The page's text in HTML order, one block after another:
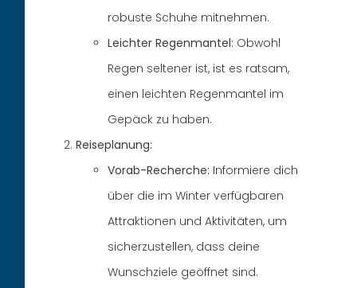
robuste Schuhe mitnehmen.
Leichter Regenmantel: Obwohl
Regen seltener ist, ist es ratsam,
einen leichten Regenmantel im
Gepäck zu haben.
Reiseplanung:
Vorab-Recherche: Informiere dich
über die im Winter verfügbaren
Attraktionen und Aktivitäten, um
sicherzustellen, dass deine
Wunschziele geöffnet sind.